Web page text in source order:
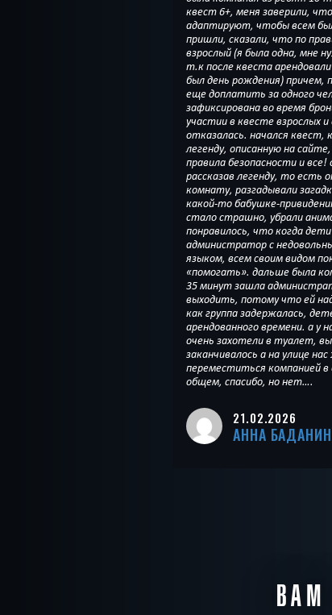
квест 6+, меня заверили,
адаптируют, чтобы всем
пришли, сказали, что по
взрослый (я была одна, мне
т.к после квеста
был день рождения)
еще доплатить за одного
зафиксирована во время
участии в квесте взрослых и доплатах речи не
отказалась. начался
легенду, описанную на
правила безопасности и
рассказав легенду, то есть
комнату, разгадывали
какой-то бабушке-привидению чем-то
стало страшно, убрали
понравилось, что когда
администратор с
языком, всем своим видом
«помогать». дальше была
35 минут зашла
выходить, потому что ей
как группа задержалась,
арендованного времени. а у
очень захотели в туалет,
заканчивалось а на улице
переместиться компанией в
общем, спасибо, но нет….
21.02.2026
АННА
ВАМ